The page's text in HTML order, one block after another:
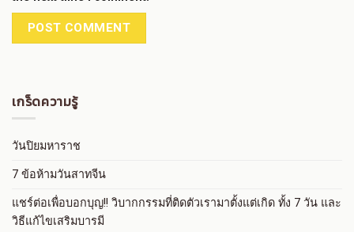
เกร็ดความรู้
วันปิยมหาราช
7 ข้อห้ามวันสาทจีน
แชร์ต่อเพื่อบอกบุญ!! วิบากกรรมที่ติดตัวเรามาตั้งแต่เกิด ทั้ง 7 วัน และ
วิธีแก้ไขเสริมบารมี